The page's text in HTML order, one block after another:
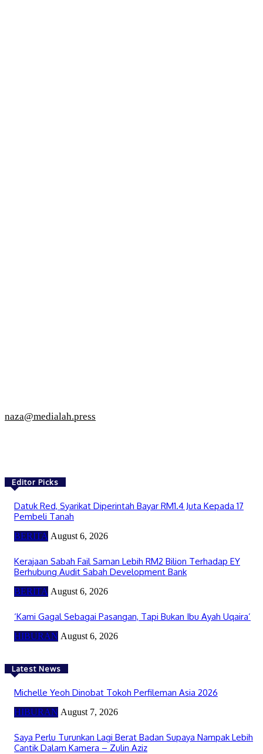
naza@medialah.press
Editor Picks
Datuk Red, Syarikat Diperintah Bayar RM1.4 Juta Kepada 17
Pembeli Tanah
BERITA August 6, 2026
Kerajaan Sabah Fail Saman Lebih RM2 Bilion Terhadap EY
Berhubung Audit Sabah Development Bank
BERITA August 6, 2026
‘Kami Gagal Sebagai Pasangan, Tapi Bukan Ibu Ayah Uqaira’
HIBURAN August 6, 2026
Latest News
Michelle Yeoh Dinobat Tokoh Perfileman Asia 2026
HIBURAN August 7, 2026
Saya Perlu Turunkan Lagi Berat Badan Supaya Nampak Lebih
Cantik Dalam Kamera – Zulin Aziz